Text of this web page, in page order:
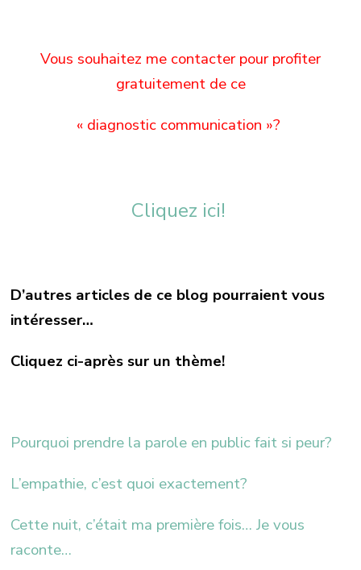
Vous souhaitez me contacter pour profiter
gratuitement de ce
« diagnostic communication »?
Cliquez ici!
D’autres articles de ce blog pourraient vous
intéresser…
Cliquez ci-après sur un thème!
Pourquoi prendre la parole en public fait si peur?
L’empathie, c’est quoi exactement?
Cette nuit, c’était ma première fois… Je vous
raconte…